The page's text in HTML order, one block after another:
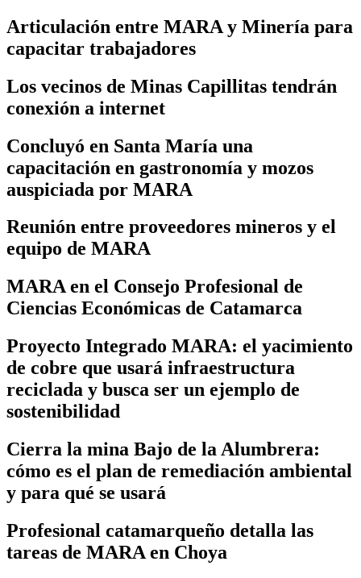
Articulación entre MARA y Minería para
capacitar trabajadores
Los vecinos de Minas Capillitas tendrán
conexión a internet
Concluyó en Santa María una
capacitación en gastronomía y mozos
auspiciada por MARA
Reunión entre proveedores mineros y el
equipo de MARA
MARA en el Consejo Profesional de
Ciencias Económicas de Catamarca
Proyecto Integrado MARA: el yacimiento
de cobre que usará infraestructura
reciclada y busca ser un ejemplo de
sostenibilidad
Cierra la mina Bajo de la Alumbrera:
cómo es el plan de remediación ambiental
y para qué se usará
Profesional catamarqueño detalla las
tareas de MARA en Choya